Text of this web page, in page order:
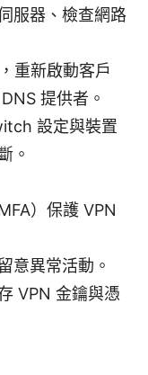
服器、檢查網路
重新啟動客戶
提供者。
設定與裝置
。
）保護 VPN
意異常活動。
VPN 金鑰與憑